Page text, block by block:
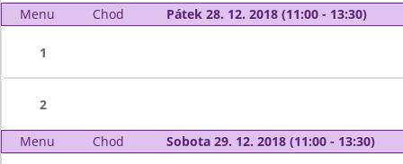
Menu Chod Pátek 28. 12. 2018 (11:00 - 13:30)
1
2
Menu Chod Sobota 29. 12. 2018 (11:00 - 13:30)